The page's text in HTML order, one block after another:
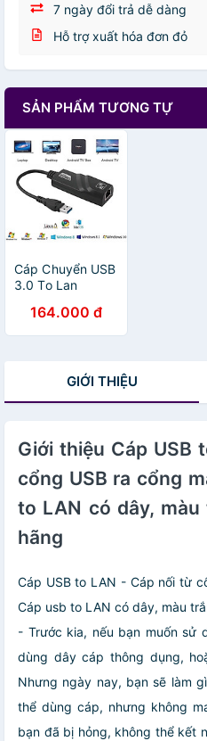
7 ngày đổi trả dễ dàng
Hỗ trợ xuất hóa đơn đỏ
SẢN PHẨM TƯƠNG TỰ
Cáp Chuyển USB
3.0 To Lan
Mbps Gigabit -
Cáp USB to LAN
164.000 đ
GIỚI THIỆU
Giới thiệu Cáp USB
cổng USB ra cổng
to LAN có dây,
hãng
Cáp USB to LAN - Cáp nối từ
Cáp usb to LAN có dây, màu
- Trước kia, nếu bạn muốn sử
dùng dây cáp thông dụng,
Nhưng ngày nay, bạn sẽ làm
thể dùng cáp, nhưng không
bạn đã bị hỏng, không thể kết